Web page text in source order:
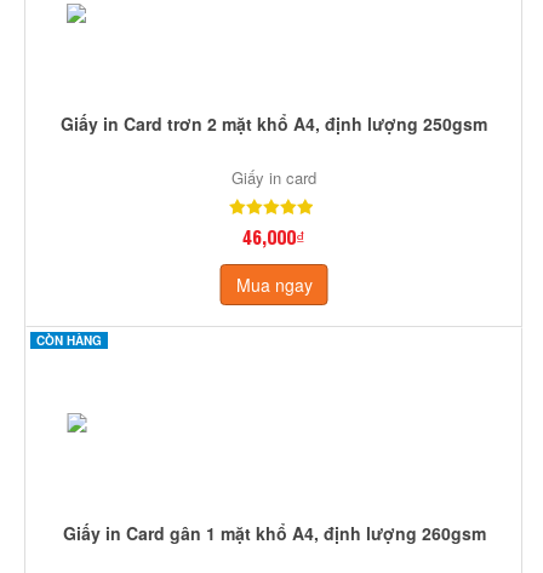
Giấy in Card trơn 2 mặt khổ A4, định lượng 250gsm
Giấy in card
46,000₫
Mua ngay
CÒN HÀNG
Giấy in Card gân 1 mặt khổ A4, định lượng 260gsm